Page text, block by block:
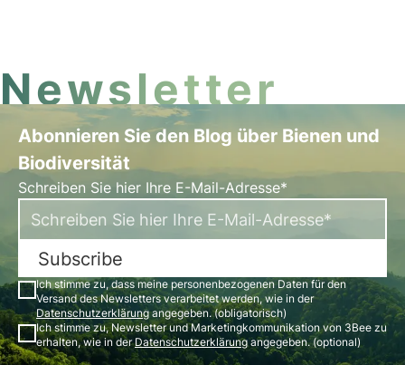
Newsletter
Abonnieren Sie den Blog über Bienen und
Biodiversität
Schreiben Sie hier Ihre E-Mail-Adresse*
Subscribe
Ich stimme zu, dass meine personenbezogenen Daten für den
Versand des Newsletters verarbeitet werden, wie in der
Datenschutzerklärungangegeben. (obligatorisch)
Ich stimme zu, Newsletter und Marketingkommunikation von 3Bee zu
erhalten, wie in derDatenschutzerklärungangegeben. (optional)